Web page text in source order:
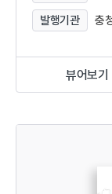
발행기관
충
뷰어보기